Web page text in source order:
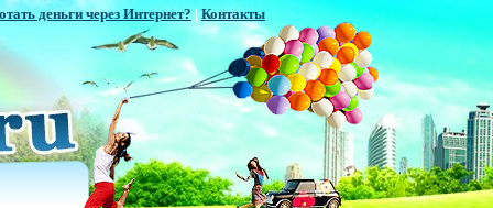
деньги через Интернет?|Контакты